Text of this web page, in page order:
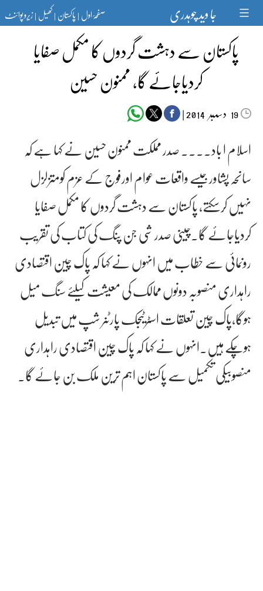
content جا وید چوہدری صفحۂ اول|پاکستان|کھیل|زیرو پوائنٹ
پاکستان سے دہشت گردوں کا مکمل صفایا
کردیاجائے گا، ممنون حسین
19 دسمبر‬‮ |
اسلام ا باد۔۔۔۔ صدر مملکت ممنون حسین نے کہا ہے کہ
سانحہ پشاورجیسے واقعات عوام اورفوج کے عزم کومتزلزل
نہیں کرسکتے، پاکستان سے دہشت گردوں کا مکمل صفایا
کردیاجائے گا۔چینی صدر شی جن پنگ کی کتاب کی تقریب
رونمائی سے خطاب میں انہوں نے کہا کہ پاک چین اقتصادی
راہداری منصوبہ دونوں ممالک کی معیشت کیلئے سنگ میل
ہوگا،پاک چین تعلقات اسٹرٹیجک پارٹنر شپ میں تبدیل
ہوچکے ہیں۔انہوں نے کہا کہ پاک چین اقتصادی راہداری
منصوبیکی تکمیل سے پاکستان اہم ترین ملک بن جائے گا۔